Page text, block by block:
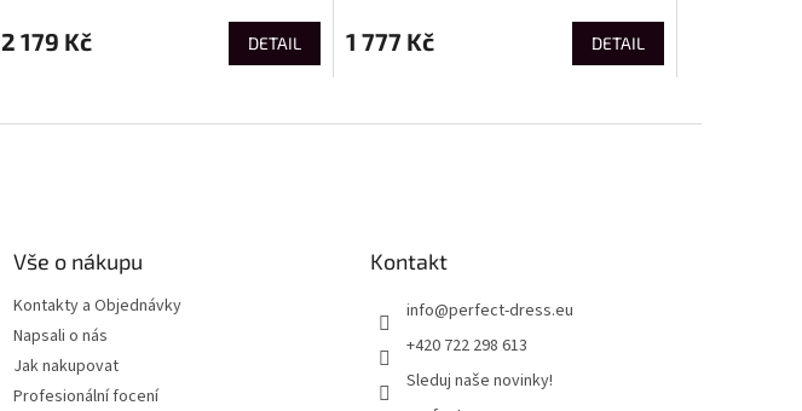
2 179 Kč DETAIL 1 777 Kč DETAIL
Vše o nákupu
Kontakty a Objednávky
Napsali o nás
Jak nakupovat
Profesionální focení
Kontakt
info@perfect-dress.eu
+420 722 298 613
Sleduj naše novinky!